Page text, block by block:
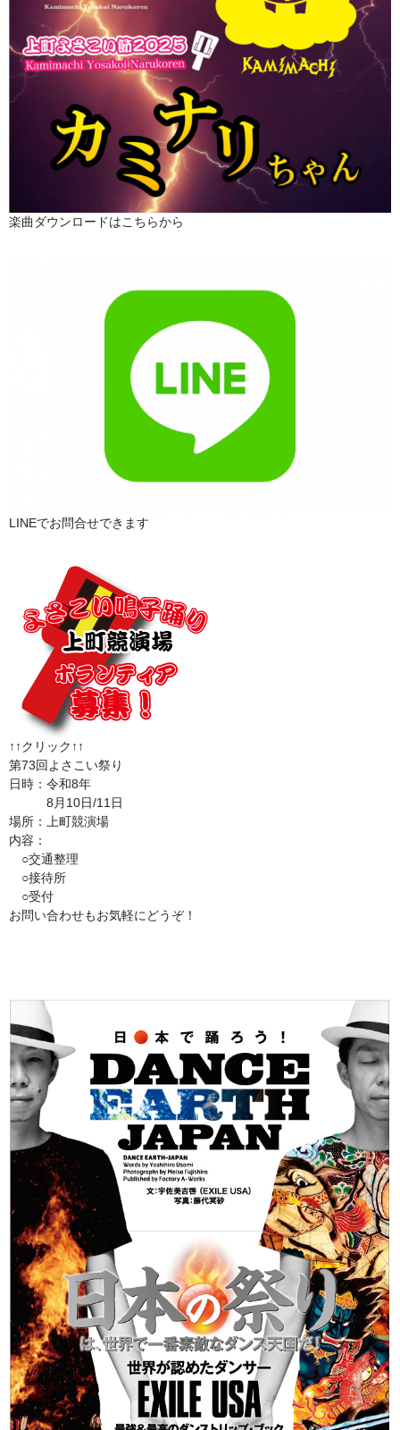
楽曲ダウンロードはこちらから
LINEでお問合せできます
↑↑クリック↑↑
第73回よさこい祭り
日時：令和8年
8月10日/11日
場所：上町競演場
内容：
○交通整理
○接待所
○受付
お問い合わせもお気軽にどうぞ！